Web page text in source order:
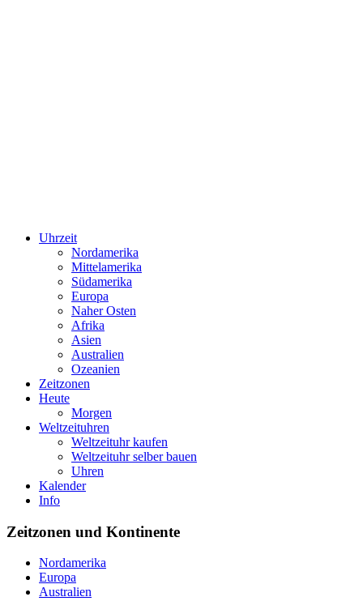
Uhrzeit
Nordamerika
Mittelamerika
Südamerika
Europa
Naher Osten
Afrika
Asien
Australien
Ozeanien
Zeitzonen
Heute
Morgen
Weltzeituhren
Weltzeituhr kaufen
Weltzeituhr selber bauen
Uhren
Kalender
Info
Zeitzonen und Kontinente
Nordamerika
Europa
Australien